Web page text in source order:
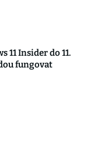
11 Insider do 11.
fungovat